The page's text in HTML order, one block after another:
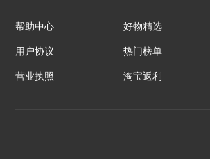
帮助中心
用户协议
营业执照
好物精选
热门榜单
淘宝返利